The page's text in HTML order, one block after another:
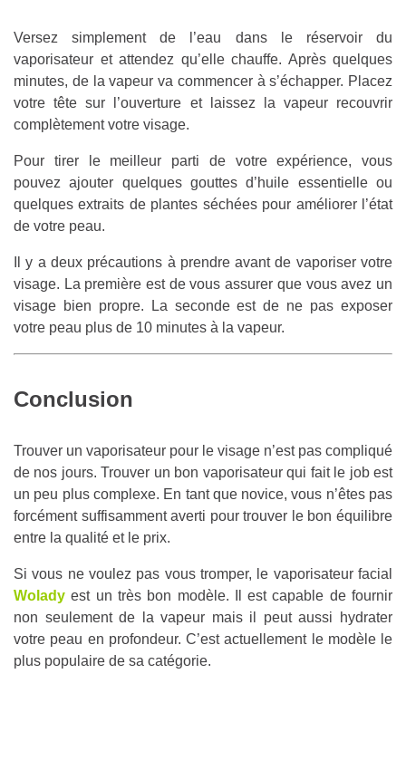
Versez simplement de l’eau dans le réservoir du
vaporisateur et attendez qu’elle chauffe. Après quelques
minutes, de la vapeur va commencer à s’échapper. Placez
votre tête sur l’ouverture et laissez la vapeur recouvrir
complètement votre visage.
Pour tirer le meilleur parti de votre expérience, vous
pouvez ajouter quelques gouttes d’huile essentielle ou
quelques extraits de plantes séchées pour améliorer l’état
de votre peau.
Il y a deux précautions à prendre avant de vaporiser votre
visage. La première est de vous assurer que vous avez un
visage bien propre. La seconde est de ne pas exposer
votre peau plus de 10 minutes à la vapeur.
Conclusion
Trouver un vaporisateur pour le visage n’est pas compliqué
de nos jours. Trouver un bon vaporisateur qui fait le job est
un peu plus complexe. En tant que novice, vous n’êtes pas
forcément suffisamment averti pour trouver le bon équilibre
entre la qualité et le prix.
Si vous ne voulez pas vous tromper, le vaporisateur facial
Wolady est un très bon modèle. Il est capable de fournir
non seulement de la vapeur mais il peut aussi hydrater
votre peau en profondeur. C’est actuellement le modèle le
plus populaire de sa catégorie.